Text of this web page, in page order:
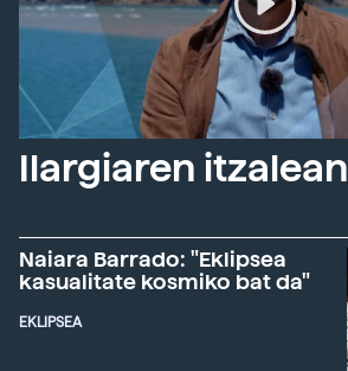
Ilargiaren itzalean
Naiara Barrado: "Eklipsea
kasualitate kosmiko bat da"
EKLIPSEA